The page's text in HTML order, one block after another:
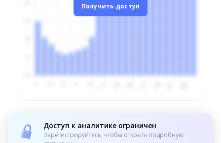
Получить доступ
Доступ к аналитике ограничен
Зарегистрируйтесь, чтобы открыть подробную